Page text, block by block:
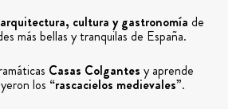
arquitectura, cultura y gastronomía de
más bellas y tranquilas de España.
Casas Colgantes y aprende
los “rascacielos medievales”.